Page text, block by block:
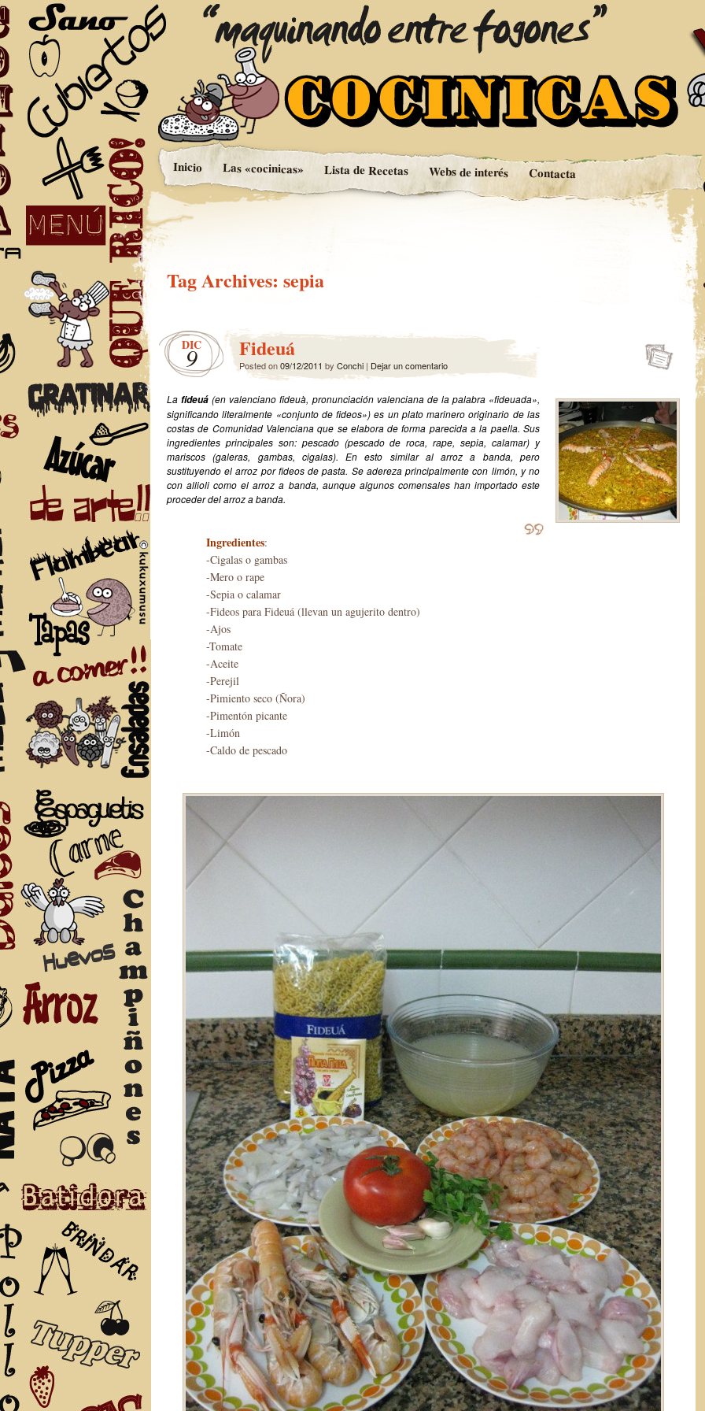
Cocinicas
Maquinando entre fogones
Inicio Las «cocinicas» Lista de Recetas Webs de interés Contacta
Tag Archives: sepia
DIC
9 Fideuá
Posted on09/12/2011 by Conchi | Dejar un comentario
Lafideuá (en valenciano fideuà, pronunciación valenciana de la palabra «fideuada»,
significando literalmente «conjunto de fideos») es un plato marinero originario de las
costas de Comunidad Valenciana que se elabora de forma parecida a la paella. Sus
ingredientes principales son: pescado (pescado de roca, rape, sepia, calamar) y
mariscos (galeras, gambas, cigalas). En esto similar al arroz a banda, pero
sustituyendo el arroz por fideos de pasta. Se adereza principalmente con limón, y no
con allioli como el arroz a banda, aunque algunos comensales han importado este
proceder del arroz a banda.
Ingredientes:
-Cigalas o gambas
-Mero o rape
-Sepia o calamar
-Fideos para Fideuá (llevan un agujerito dentro)
-Ajos
-Tomate
-Aceite
-Perejil
-Pimiento seco (Ñora)
-Pimentón picante
-Limón
-Caldo de pescado